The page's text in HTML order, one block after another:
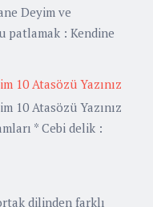
Deyim ve
patlamak : Kendine
10 Atasözü Yazınız
10 Atasözü Yazınız
* Cebi delik :
dilinden farklı